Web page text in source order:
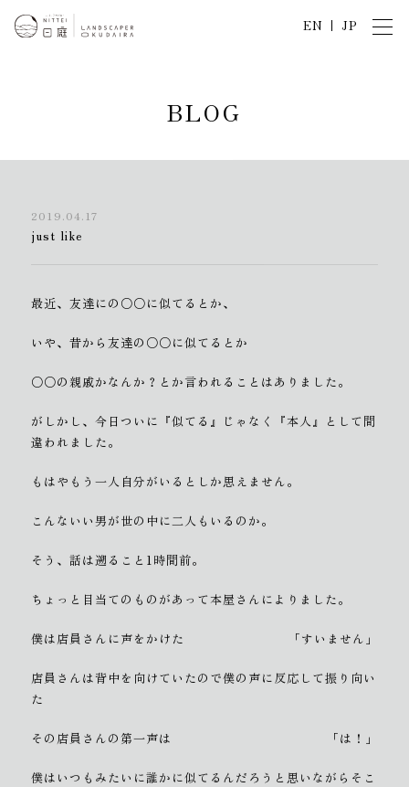
EN JP
BLOG
2019.04.17
just like
最近、友達にの○○に似てるとか、
いや、昔から友達の○○に似てるとか
○○の親戚かなんか？とか言われることはありました。
がしかし、今日ついに『似てる』じゃなく『本人』として間
違われました。
もはやもう一人自分がいるとしか思えません。
こんないい男が世の中に二人もいるのか。
そう、話は遡ること1時間前。
ちょっと目当てのものがあって本屋さんによりました。
僕は店員さんに声をかけた 「すいません」
店員さんは背中を向けていたので僕の声に反応して振り向い
た
その店員さんの第一声は 「は！」
僕はいつもみたいに誰かに似てるんだろうと思いながらそこ